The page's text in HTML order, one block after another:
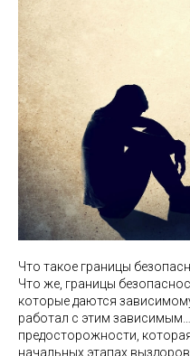
Что такое границы
Что же, границы
которые даются
работал с этим
предосторожности,
начальных этапах